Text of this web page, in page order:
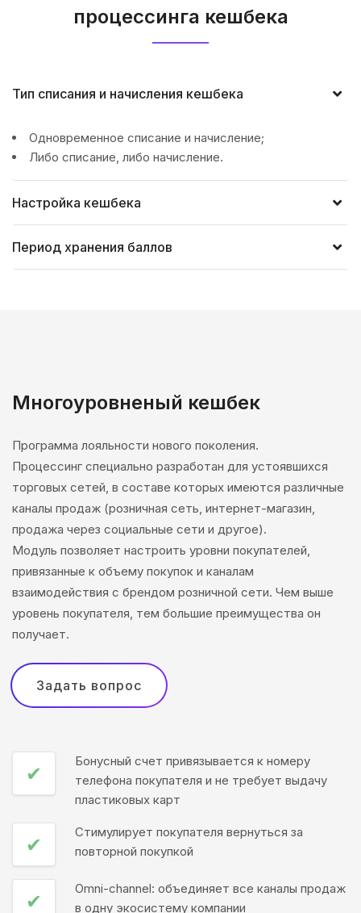
процессинга кешбека
Тип списания и начисления кешбека
Одновременное списание и начисление;
Либо списание, либо начисление.
Настройка кешбека
Период хранения баллов
Многоуровненый кешбек
Программа лояльности нового поколения.
Процессинг специально разработан для устоявшихся
торговых сетей, в составе которых имеются различные
каналы продаж (розничная сеть, интернет-магазин,
продажа через социальные сети и другое).
Модуль позволяет настроить уровни покупателей,
привязанные к объему покупок и каналам
взаимодействия с брендом розничной сети. Чем выше
уровень покупателя, тем большие преимущества он
получает.
Задать вопрос
✔
Бонусный счет привязывается к номеру
телефона покупателя и не требует выдачу
пластиковых карт
✔
Стимулирует покупателя вернуться за
повторной покупкой
✔
Omni-channel: объединяет все каналы продаж
в одну экосистему компании